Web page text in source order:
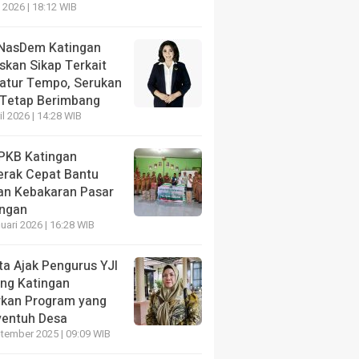
dan Wawasan Nusantara
lalu
Minta Pelaksanaan PKG dan
lalu
| 18:12 WIB
Katingan
Sikap Terkait
Tempo, Serukan
Berimbang
2026 | 14:28 WIB
Katingan
Cepat Bantu
Kebakaran Pasar
2026 | 16:28 WIB
Ajak Pengurus YJI
Katingan
Program yang
Desa
2025 | 09:09 WIB